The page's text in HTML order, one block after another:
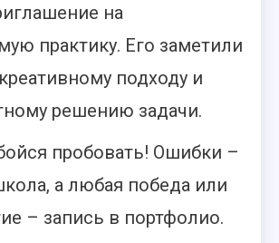
на
практику. Его заметили
подходу и
решению задачи.
пробовать! Ошибки –
а любая победа или
– запись в портфолио.